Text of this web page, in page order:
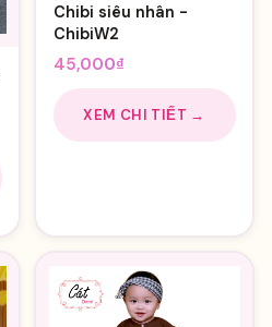
Chibi siêu nhân -
ChibiW2
45,000₫
XEM CHI TIẾT →